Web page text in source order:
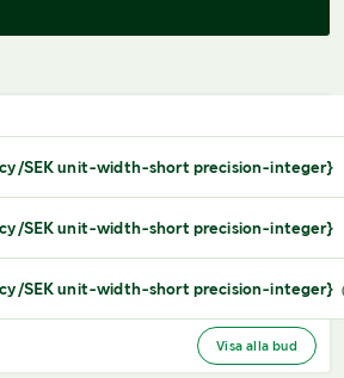
SEK unit-width-short precision-integer}
SEK unit-width-short precision-integer}
SEK unit-width-short precision-integer}
Visa alla bud